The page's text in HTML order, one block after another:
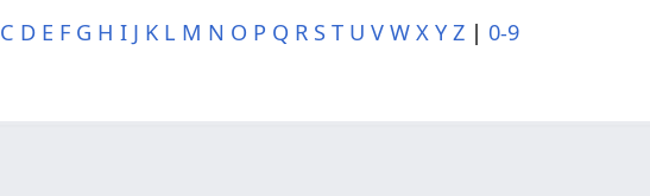
C D E F G H I J K L M N O P Q R S T U V W X Y Z | 0-9